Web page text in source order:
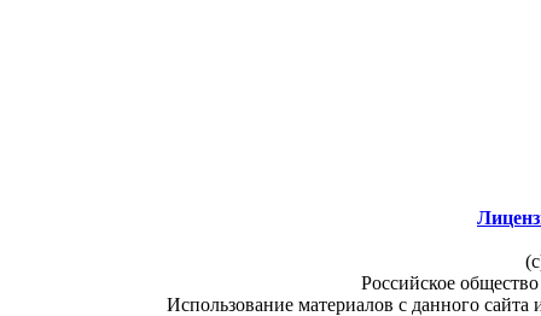
Российское
Использование материалов с данного